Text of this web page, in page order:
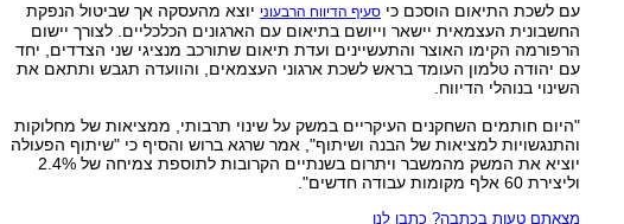
עם לשכת התיאום הוסכם כי סעיף הדיווח הרבעוני יוצא מהעסקה אך שביטול הנפקת
החשבונית העצמאית יישאר וייושם בתיאום עם הארגונים הכלכליים. לצורך יישום
הרפורמה הקימו האוצר והתעשיינים ועדת תיאום שתורכב מנציגי שני הצדדים, יחד
עם יהודה טלמון העומד בראש לשכת ארגוני העצמאים, והוועדה תגבש ותתאם את
השינוי בנוהלי הדיווח.
"היום חותמים השחקנים העיקריים במשק על שינוי תרבותי, ממציאות של מחלוקות
והתנגשויות למציאות של הבנה ושיתוף", אמר שרגא ברוש והסיף כי "שיתוף הפעולה
יוציא את המשק מהמשבר ויתרום בשנתיים הקרובות לתוספת צמיחה של 2.4%
וליצירת 60 אלף מקומות עבודה חדשים".
מצאתם טעות בכתבה? כתבו לנו